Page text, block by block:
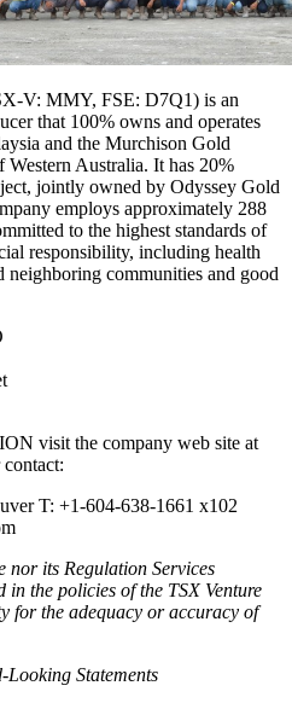
V: MMY, FSE: D7Q1) is an
that 100% owns and operates
and the Murchison Gold
Australia. It has 20%
jointly owned by Odyssey Gold
employs approximately 288
to the highest standards of
responsibility, including health
neighboring communities and good
visit the company web site at
T: +1-604-638-1661 x102
nor its Regulation Services
the policies of the TSX Venture
for the adequacy or accuracy of
Statements